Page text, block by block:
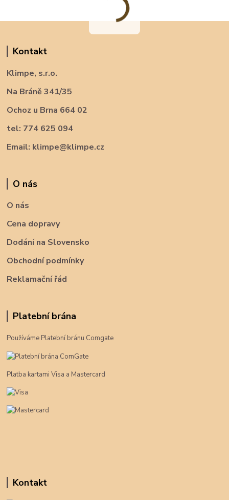
Kontakt
Klimpe, s.r.o.
Na Bráně 341/35
Ochoz u Brna 664 02
tel: 774 625 094
Email: klimpe@klimpe.cz
O nás
O nás
Cena dopravy
Dodání na Slovensko
Obchodní podmínky
Reklamační řád
Platební brána
Používáme Platební bránu Comgate
Platba kartami Visa a Mastercard
Kontakt